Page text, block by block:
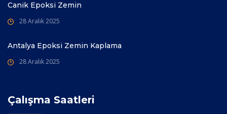
Canik Epoksi Zemin
28 Aralık 2025
Antalya Epoksi Zemin Kaplama
28 Aralık 2025
Çalışma Saatleri